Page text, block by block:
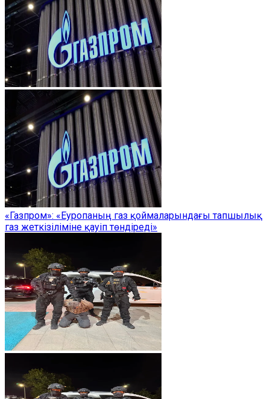
«Газпром»: «Еуропаның газ қоймаларындағы тапшылық
газ жеткізіліміне қауіп төндіреді»